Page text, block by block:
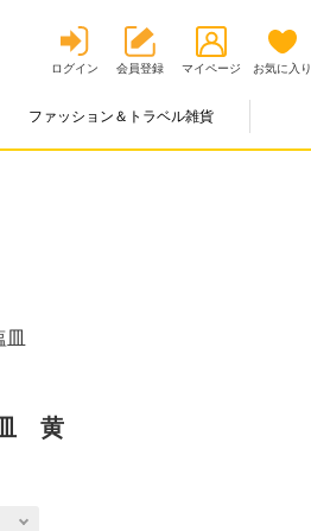
ログイン 会員登録 マイページ お気に入り
ファッション＆トラベル雑貨
黄